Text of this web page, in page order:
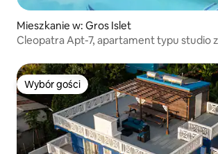
Mieszkanie w: Gros Islet
Cleopatra Apt-7, apartament typu studio
Wybór gości
Wybór gości